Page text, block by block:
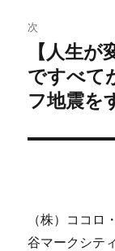
ー
シ
ョ
ン
次
の
投
【人生
ですべて
フ地震を
（株）ココ
谷マークシテ